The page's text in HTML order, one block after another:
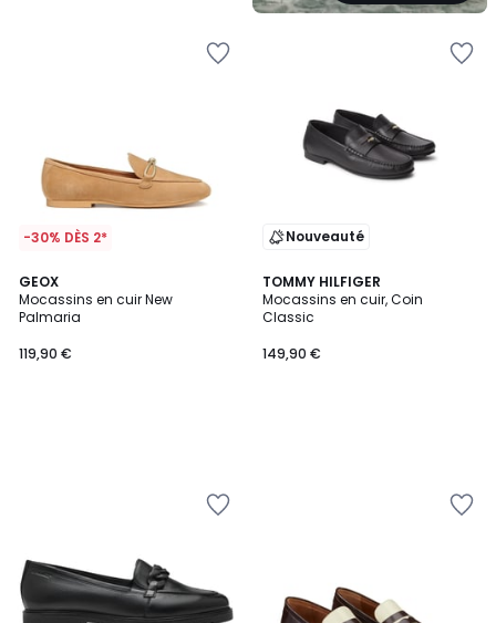
-30% DÈS 2*
GEOX
Mocassins en cuir New
Palmaria
119,90 €
Nouveauté
TOMMY HILFIGER
Mocassins en cuir, Coin
Classic
149,90 €